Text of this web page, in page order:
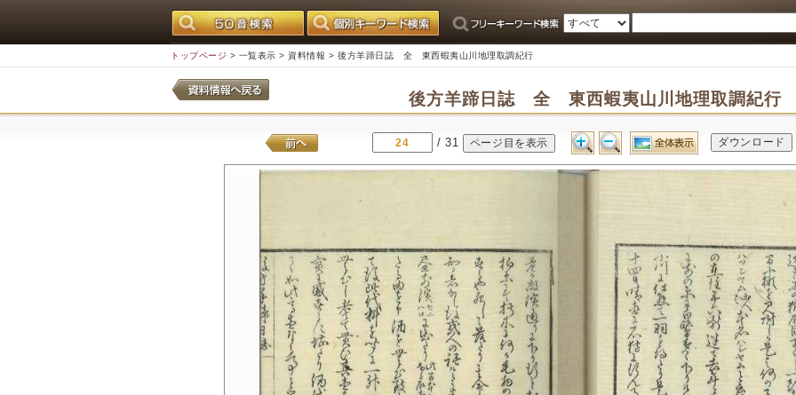
トップページ > 一覧表示 > 資料情報 > 後方羊蹄日誌 全 東西蝦夷山川地理取調紀行
後方羊蹄日誌 全 東西蝦夷山川地理取調紀
/ 31